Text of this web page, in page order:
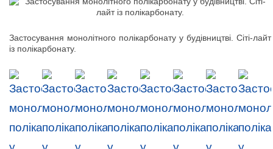
Застосування монолітного полікарбонату у будівництві. Сіті-лайт
із полікарбонату.